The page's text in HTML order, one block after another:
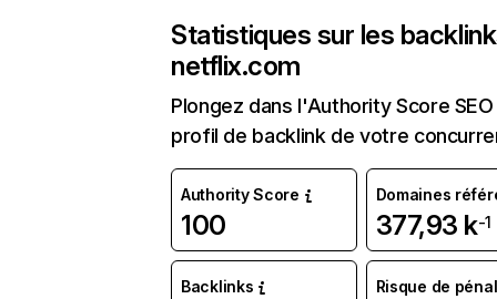
Statistiques sur les
netflix.com
Plongez dans l'Authority Score
profil de backlink de votre
Authority Score
100
Domaines
377,93 k-1
Backlinks
Risque de